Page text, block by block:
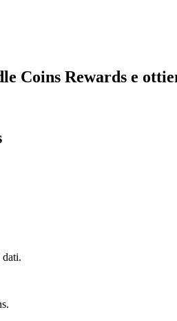
Coins Rewards e